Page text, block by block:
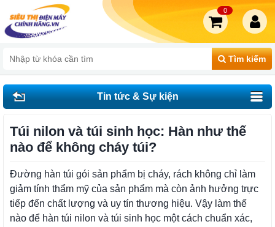
Tìm kiếm
0
Tin tức & Sự kiện
Túi nilon và túi sinh học: Hàn như thế
nào để không cháy túi?
Đường hàn túi gói sản phẩm bị cháy, rách không chỉ làm
giảm tính thẩm mỹ của sản phẩm mà còn ảnh hưởng trực
tiếp đến chất lượng và uy tín thương hiệu. Vậy làm thế
nào để hàn túi nilon và túi sinh học một cách chuẩn xác,